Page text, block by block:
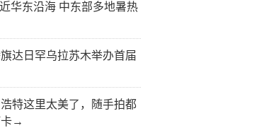
华东沿海 中东部多地暑热
达日罕乌拉苏木举办首届
特这里太美了，随手拍都
卡→